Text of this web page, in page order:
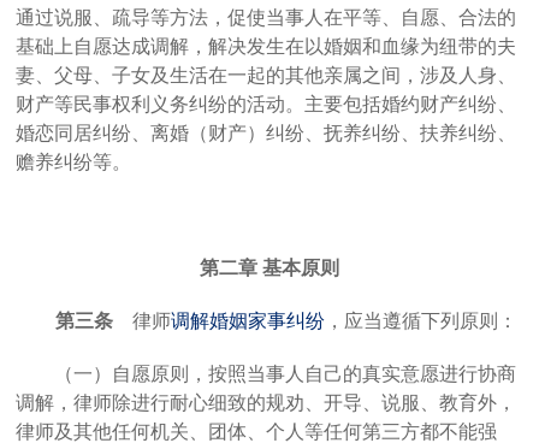
通过说服、疏导等方法，促使当事人在平等、自愿、合法的
基础上自愿达成调解，解决发生在以婚姻和血缘为纽带的夫
妻、父母、子女及生活在一起的其他亲属之间，涉及人身、
财产等民事权利义务纠纷的活动。主要包括婚约财产纠纷、
婚恋同居纠纷、离婚（财产）纠纷、抚养纠纷、扶养纠纷、
赡养纠纷等。
第二章 基本原则
第三条 律师调解婚姻家事纠纷，应当遵循下列原则：
（一）自愿原则，按照当事人自己的真实意愿进行协商
调解，律师除进行耐心细致的规劝、开导、说服、教育外，
律师及其他任何机关、团体、个人等任何第三方都不能强